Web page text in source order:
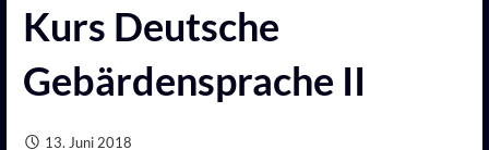
Kurs Deutsche
Gebärdensprache II
13. Juni 2018